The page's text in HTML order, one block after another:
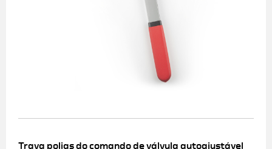
Trava polias do comando de válvula autoajustável